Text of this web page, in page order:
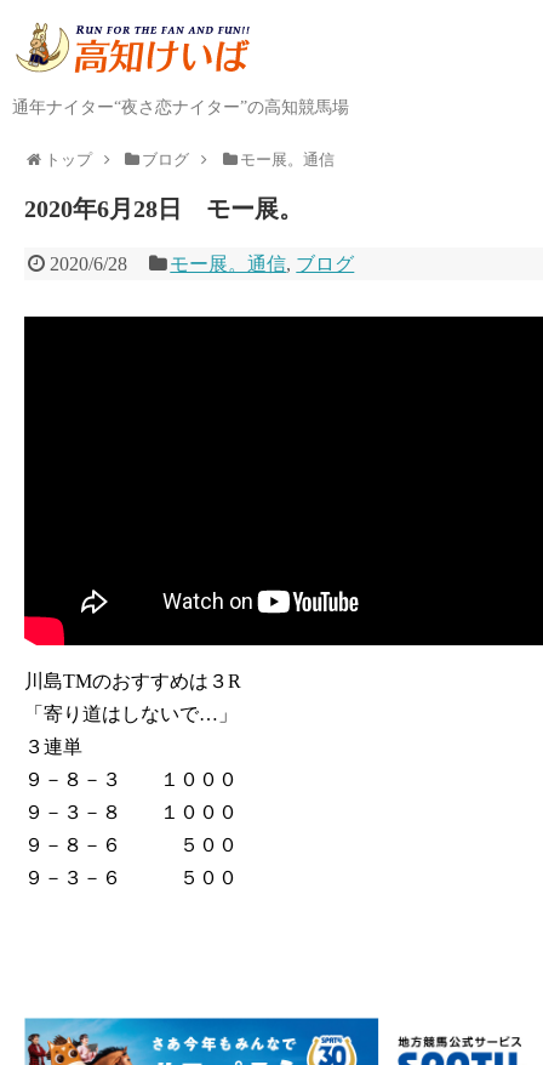
通年ナイター“夜さ恋ナイター”の高知競馬場
トップ ブログ モー展。通信
2020年6月28日 モー展。
2020/6/28 モー展。通信, ブログ
川島TMのおすすめは３R
「寄り道はしないで…」
３連単
９－８－３ １０００
９－３－８ １０００
９－８－６ ５００
９－３－６ ５００